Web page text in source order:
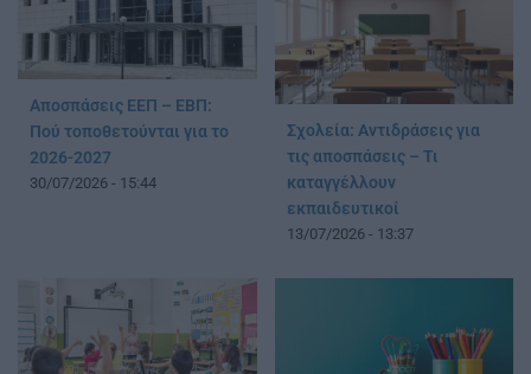
Αποσπάσεις ΕΕΠ – ΕΒΠ:
Πού τοποθετούνται για το
2026-2027
30/07/2026 - 15:44
Σχολεία: Αντιδράσεις για
τις αποσπάσεις – Τι
καταγγέλλουν
εκπαιδευτικοί
13/07/2026 - 13:37